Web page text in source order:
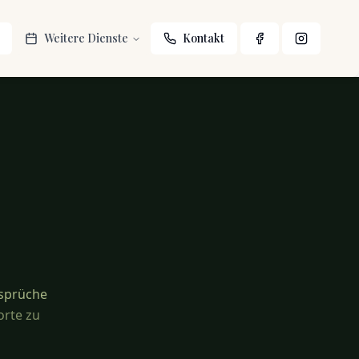
Weitere Dienste Kontakt
zu